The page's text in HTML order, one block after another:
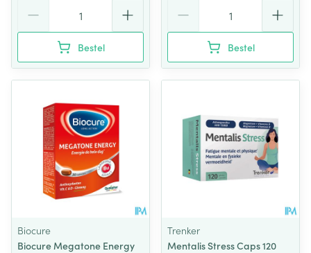
Bestel Bestel
Biocure
Biocure Megatone Energy
Trenker
Mentalis Stress Caps 120